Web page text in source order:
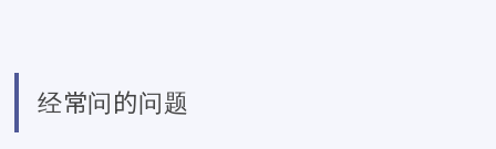
经常问的问题